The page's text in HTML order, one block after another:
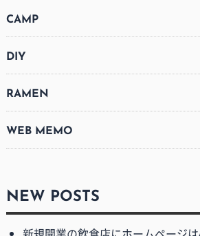
CAMP
DIY
RAMEN
WEB MEMO
NEW POSTS